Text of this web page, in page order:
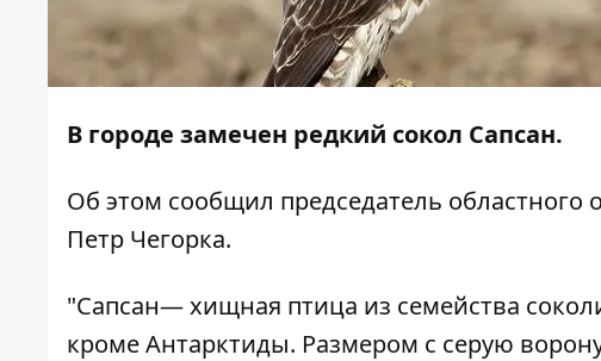
В городе замечен редкий сокол Сапсан.
Об этом сообщил председатель областного
Петр Чегорка.
"Сапсан— хищная птица из семейства
кроме Антарктиды. Размером с серую